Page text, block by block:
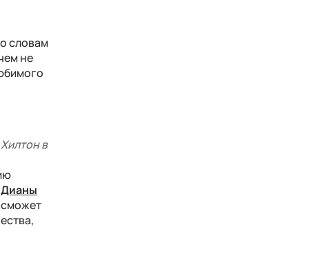
словам
не
в
сможет